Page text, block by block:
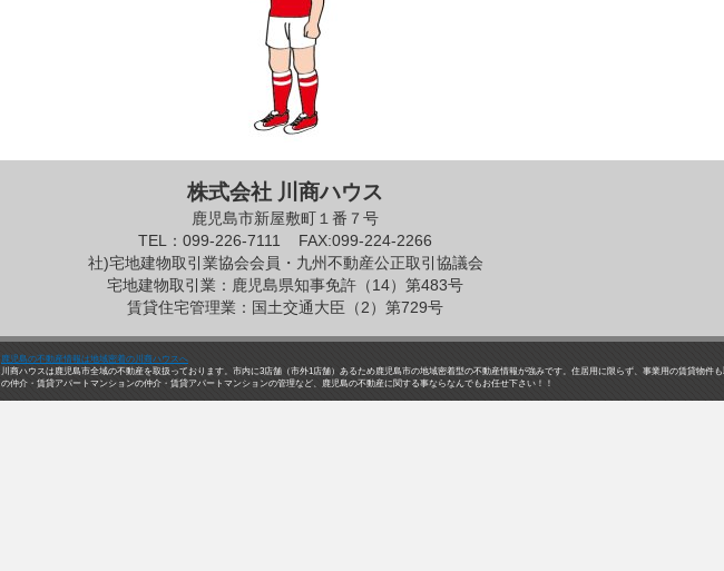
株式会社 川商ハウス
鹿児島市新屋敷町１番７号
TEL：099-226-7111
FAX:099-224-2266
社)宅地建物取引業協会会員・九州不動産公正取引協議会
宅地建物取引業：鹿児島県知事免許（14）第483号
賃貸住宅管理業：国土交通大臣（2）第729号
鹿児島の不動産情報は地域密着の川商ハウスへ
川商ハウスは鹿児島市全域の不動産を取扱っております。市内に3店舗（市外1店舗）あるため鹿児島市の地域密着型の不動産情報が強みです。住居用に限らず、事業用の賃貸物件
の仲介・賃貸アパートマンションの仲介・賃貸アパートマンションの管理など、鹿児島の不動産に関する事ならなんでもお任せ下さい！！